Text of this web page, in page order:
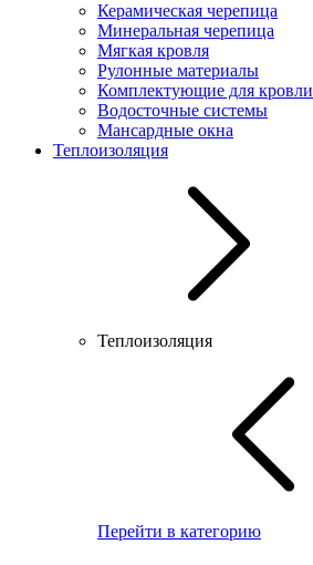
Керамическая черепица
Минеральная черепица
Мягкая кровля
Рулонные материалы
Комплектующие для кровли
Водосточные системы
Мансардные окна
Теплоизоляция
Теплоизоляция
Перейти в категорию